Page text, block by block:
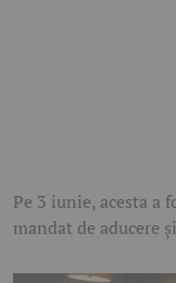
Pe 3 iunie, acesta a
mandat de aducere